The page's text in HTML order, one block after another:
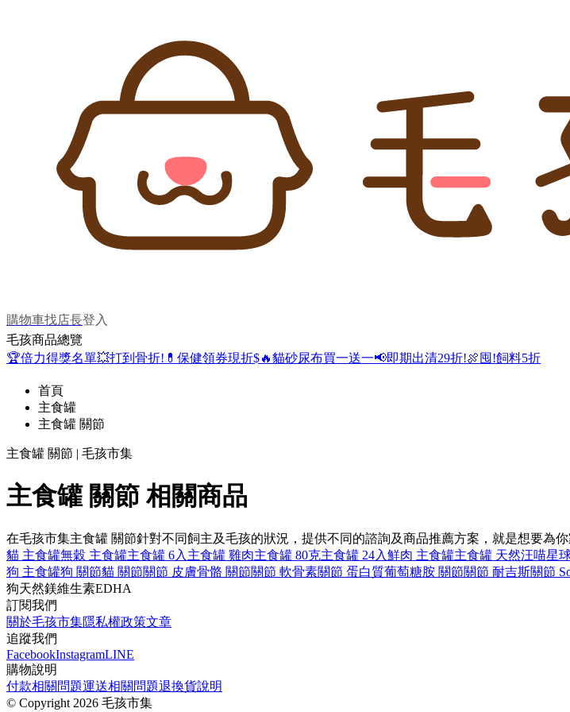
購物車找店長登入
毛孩商品總覽
🏆倍力得獎名單💥打到骨折! 💊保健領券現折$🔥貓砂尿布買一送一📢即期出清29折!🍖囤!飼料5折
首頁
主食罐
主食罐 關節
主食罐 關節 | 毛孩市集
主食罐 關節 相關商品
在毛孩市集主食罐 關節針對不同飼主及毛孩的狀況，提供不同的諮詢及商品推薦方案，就是想要為你
貓 主食罐無穀 主食罐主食罐 6入主食罐 雞肉主食罐 80克主食罐 24入鮮肉 主食罐主食罐 天然汪喵星
狗 主食罐狗 關節貓 關節關節 皮膚骨骼 關節關節 軟骨素關節 蛋白質葡萄糖胺 關節關節 耐吉斯關節
狗天然鎂維生素EDHA
訂閱我們
關於毛孩市集隱私權政策文章
追蹤我們
FacebookInstagramLINE
購物說明
付款相關問題運送相關問題退換貨說明
© Copyright 2026 毛孩市集